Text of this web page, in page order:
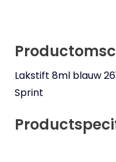
Lakstift 8ml blauw
Sprint